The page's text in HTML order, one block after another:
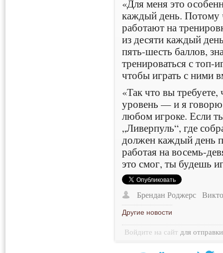
«Для меня это
каждый день. Потому
работают на
из десяти каждый
пять-шесть баллов,
тренироваться с топ-
чтобы играть с ними
«Так что вы
уровень — и я говорю
любом игроке. Если
„Ливерпуль“, где
должен каждый день
работая на восемь-
это смог, ты будешь
Брендан Роджерс
Другие новости
Войдите на сайт для